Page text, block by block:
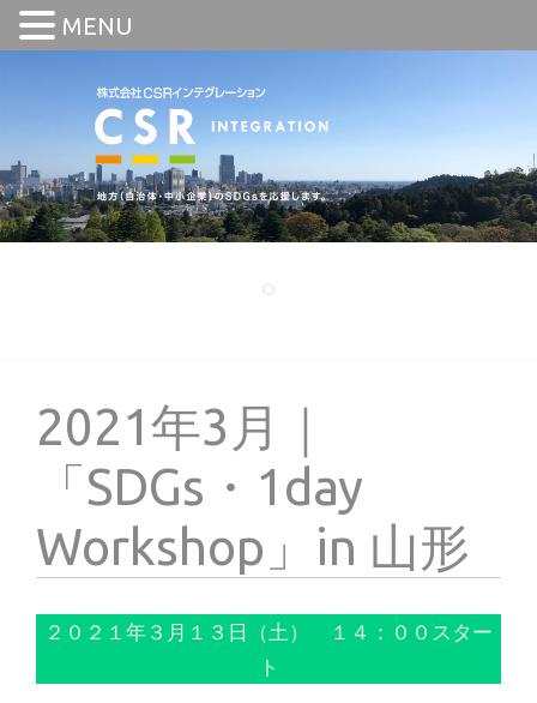
2021年3月｜
「SDGs・1day
Workshop」in 山形
２０２１年３月１３日（土） １４：００スター
ト
MENU